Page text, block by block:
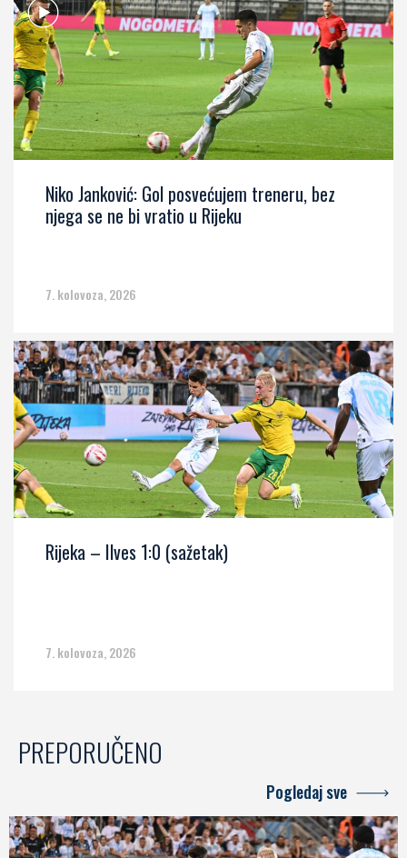
Niko Janković: Gol posvećujem treneru, bez
njega se ne bi vratio u Rijeku
7. kolovoza, 2026
Rijeka – Ilves 1:0 (sažetak)
7. kolovoza, 2026
PREPORUČENO
Pogledaj sve